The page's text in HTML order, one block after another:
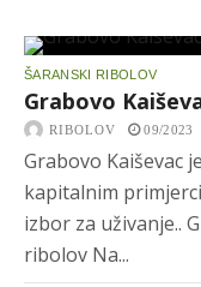
ŠARANSKI RIBOLOV
Grabovo
RIBOLOV 09/2023
Grabovo Kaiševac
kapitalnim
izbor za uživanje..
ribolov Na...